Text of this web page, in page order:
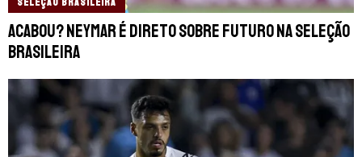
Acabou? Neymar é direto sobre futuro na Seleção
Brasileira